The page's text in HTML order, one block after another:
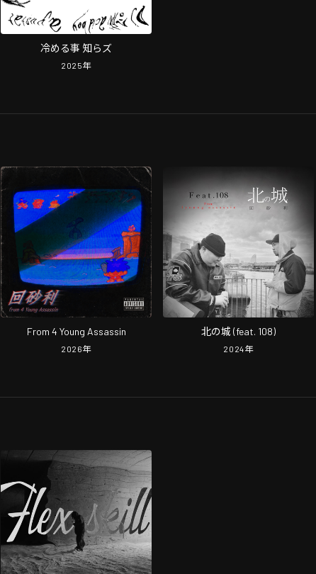
冷める事 知らズ
2025年
From 4 Young Assassin
2026年
北の城 (feat. 108)
2024年